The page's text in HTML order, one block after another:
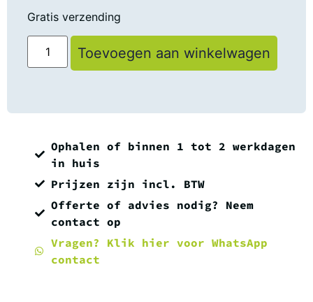
Gratis verzending
Toevoegen aan winkelwagen
Ophalen of binnen 1 tot 2 werkdagen
in huis
Prijzen zijn incl. BTW
Offerte of advies nodig? Neem
contact op
Vragen? Klik hier voor WhatsApp
contact